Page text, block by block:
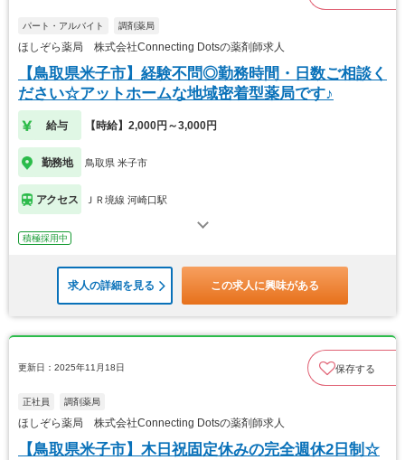
パート・アルバイト 調剤薬局
ほしぞら薬局 株式会社Connecting Dotsの薬剤師求人
【鳥取県米子市】経験不問◎勤務時間・日数ご相談く
ださい☆アットホームな地域密着型薬局です♪
給与 【時給】2,000円～3,000円
勤務地 鳥取県 米子市
アクセス ＪＲ境線 河崎口駅
積極採用中
求人の詳細を見る この求人に興味がある
更新日：2025年11月18日 保存する
正社員 調剤薬局
ほしぞら薬局 株式会社Connecting Dotsの薬剤師求人
【鳥取県米子市】木日祝固定休みの完全週休2日制☆